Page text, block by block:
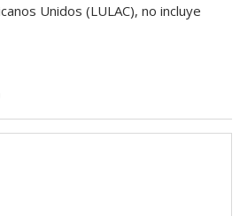
Unidos (LULAC), no incluye